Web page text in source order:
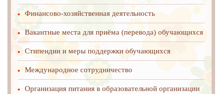
Финансово-хозяйственная деятельность
Вакантные места для приёма (перевода) обучающихся
Стипендии и меры поддержки обучающихся
Международное cотрудничество
Организация питания в образовательной организации